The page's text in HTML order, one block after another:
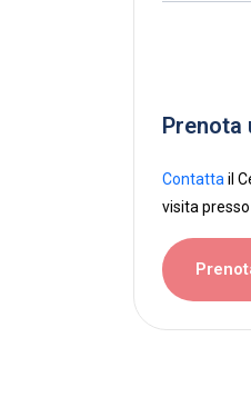
Prenota
Contatta il
visita